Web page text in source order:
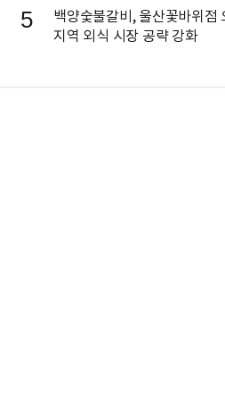
5
백양숯불갈비, 울산꽃바위점
지역 외식 시장 공략 강화